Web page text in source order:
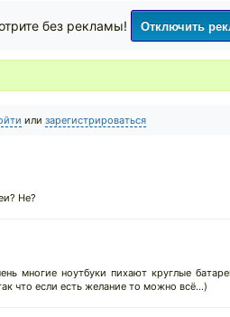
без рекламы! Отключить
или зарегистрироваться
Не?
многие ноутбуки пихают круглые
что если есть желание то можно всё...)